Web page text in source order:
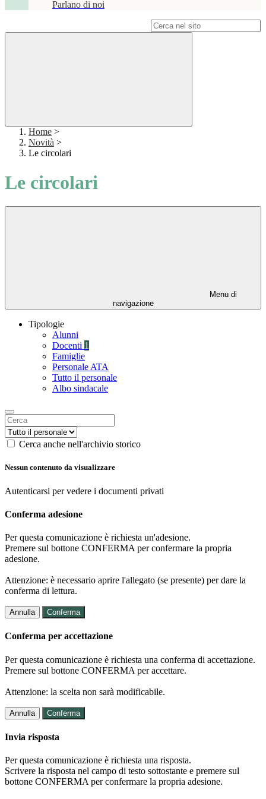
Parlano di noi
Home >
Novità >
Le circolari
Le circolari
Menu di
navigazione
Tipologie
Alunni
Docenti 1
Famiglie
Personale ATA
Tutto il personale
Albo sindacale
Cerca anche nell'archivio storico
Nessun contenuto da visualizzare
Autenticarsi per vedere i documenti privati
Conferma adesione
Per questa comunicazione è richiesta un'adesione.
Premere sul bottone CONFERMA per confermare la propria
adesione.
Attenzione: è necessario aprire l'allegato (se presente) per dare la
conferma di lettura.
Annulla Conferma
Conferma per accettazione
Per questa comunicazione è richiesta una conferma di accettazione.
Premere sul bottone CONFERMA per accettare.
Attenzione: la scelta non sarà modificabile.
Annulla Conferma
Invia risposta
Per questa comunicazione è richiesta una risposta.
Scrivere la risposta nel campo di testo sottostante e premere sul
bottone CONFERMA per confermare la propria adesione.